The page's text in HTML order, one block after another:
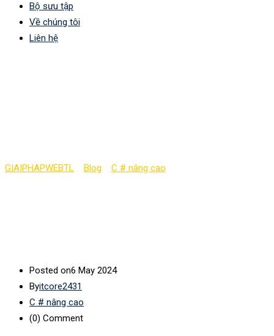
Bộ sưu tập
Về chúng tôi
Liên hệ
GIAIPHAPWEBTL Blog C # nâng cao
Posted on6 May 2024
Byitcore2431
C # nâng cao
(0) Comment